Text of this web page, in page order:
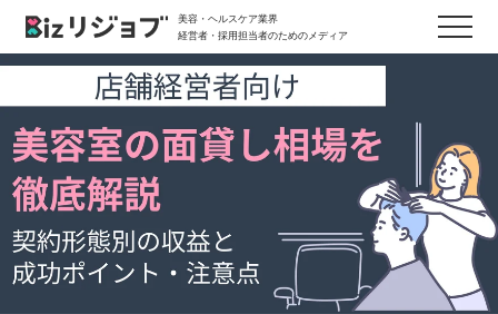
美容・ヘルスケア業界
経営者・採用担当者のためのメディア